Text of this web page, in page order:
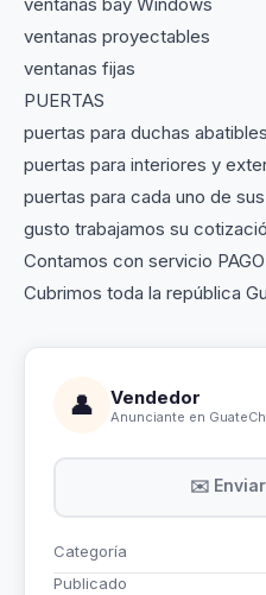
ventanas proyectables
ventanas fijas
PUERTAS
puertas para duchas
puertas para interiores y
puertas para cada uno de
gusto trabajamos su
Contamos con servicio
Cubrimos toda la república
👤 Vendedor
Anunciante en
✉️
Categoría
Publicado